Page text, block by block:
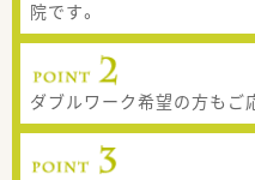
院です。
ダブルワーク希望の方もご